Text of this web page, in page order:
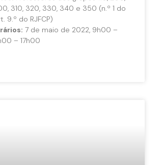
310, 320, 330, 340 e 350 (n.º 1 do
9.º do RJFCP)
– 17h00